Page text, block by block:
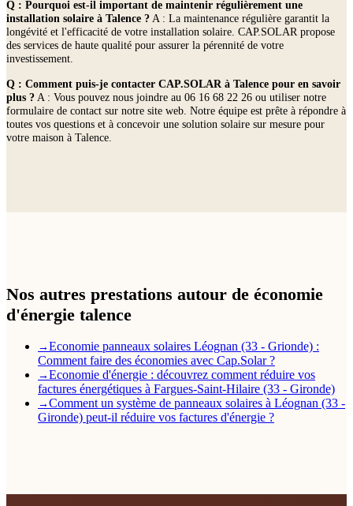
Q : Pourquoi est-il important de maintenir régulièrement une
installation solaire à Talence ?A : La maintenance régulière garantit la
longévité et l'efficacité de votre installation solaire. CAP.SOLAR propose
des services de haute qualité pour assurer la pérennité de votre
investissement.
Q : Comment puis-je contacter CAP.SOLAR à Talence pour en savoir
plus ? A : Vous pouvez nous joindre au 06 16 68 22 26 ou utiliser notre
formulaire de contact sur notre site web. Notre équipe est prête à répondre à
toutes vos questions et à concevoir une solution solaire sur mesure pour
votre maison à Talence.
Nos autres prestations autour de économie
d'énergie talence
→Economie panneaux solaires Léognan (33 - Grionde) :
Comment faire des économies avec Cap.Solar ?
→Economie d'énergie : découvrez comment réduire vos
factures énergétiques à Fargues-Saint-Hilaire (33 - Gironde)
→Comment un système de panneaux solaires à Léognan (33 -
Gironde) peut-il réduire vos factures d'énergie ?